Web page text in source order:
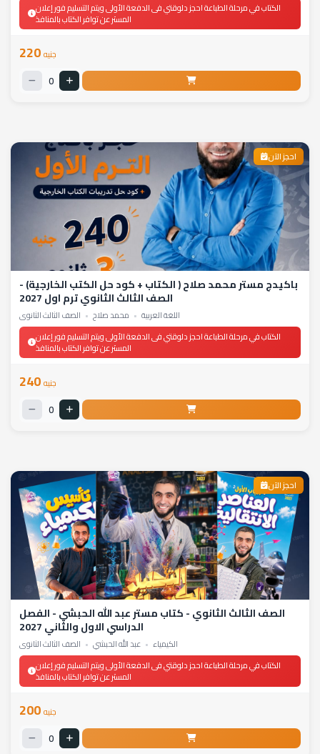
الكتاب في مرحلة الطباعة احجز دلوقتي فى الدفعة الأولى ويتم التسليم فور إعلان
المستر عن توافر الكتاب بالمنافذ
220 جنيه
0
احجز الآن
باكيدچ مستر محمد صلاح ( الكتاب + كود حل الكتب الخارجية) -
الصف الثالث الثانوي ترم اول 2027
اللغة العربية • محمد صلاح • الصف الثالث الثانوي
الكتاب في مرحلة الطباعة احجز دلوقتي فى الدفعة الأولى ويتم التسليم فور إعلان
المستر عن توافر الكتاب بالمنافذ
240 جنيه
0
احجز الآن
الصف الثالث الثانوي - كتاب مستر عبد الله الحبشي - الفصل
الدراسي الاول والثاني 2027
الكيمياء • عبد الله الحبشي • الصف الثالث الثانوي
الكتاب في مرحلة الطباعة احجز دلوقتي فى الدفعة الأولى ويتم التسليم فور إعلان
المستر عن توافر الكتاب بالمنافذ
200 جنيه
0